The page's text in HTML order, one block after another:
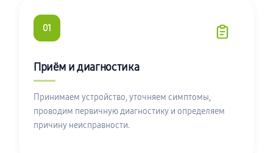
01
Приём и диагностика
Принимаем устройство, уточняем симптомы,
проводим первичную диагностику и определяем
причину неисправности.